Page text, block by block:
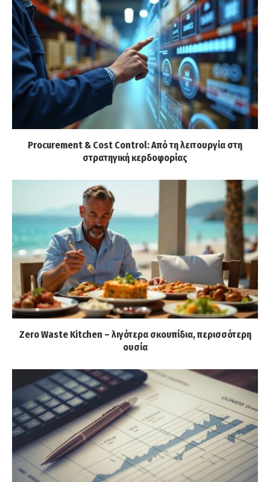
Procurement & Cost Control: Από τη λειτουργία στη
στρατηγική κερδοφορίας
Zero Waste Kitchen – λιγότερα σκουπίδια, περισσότερη
ουσία